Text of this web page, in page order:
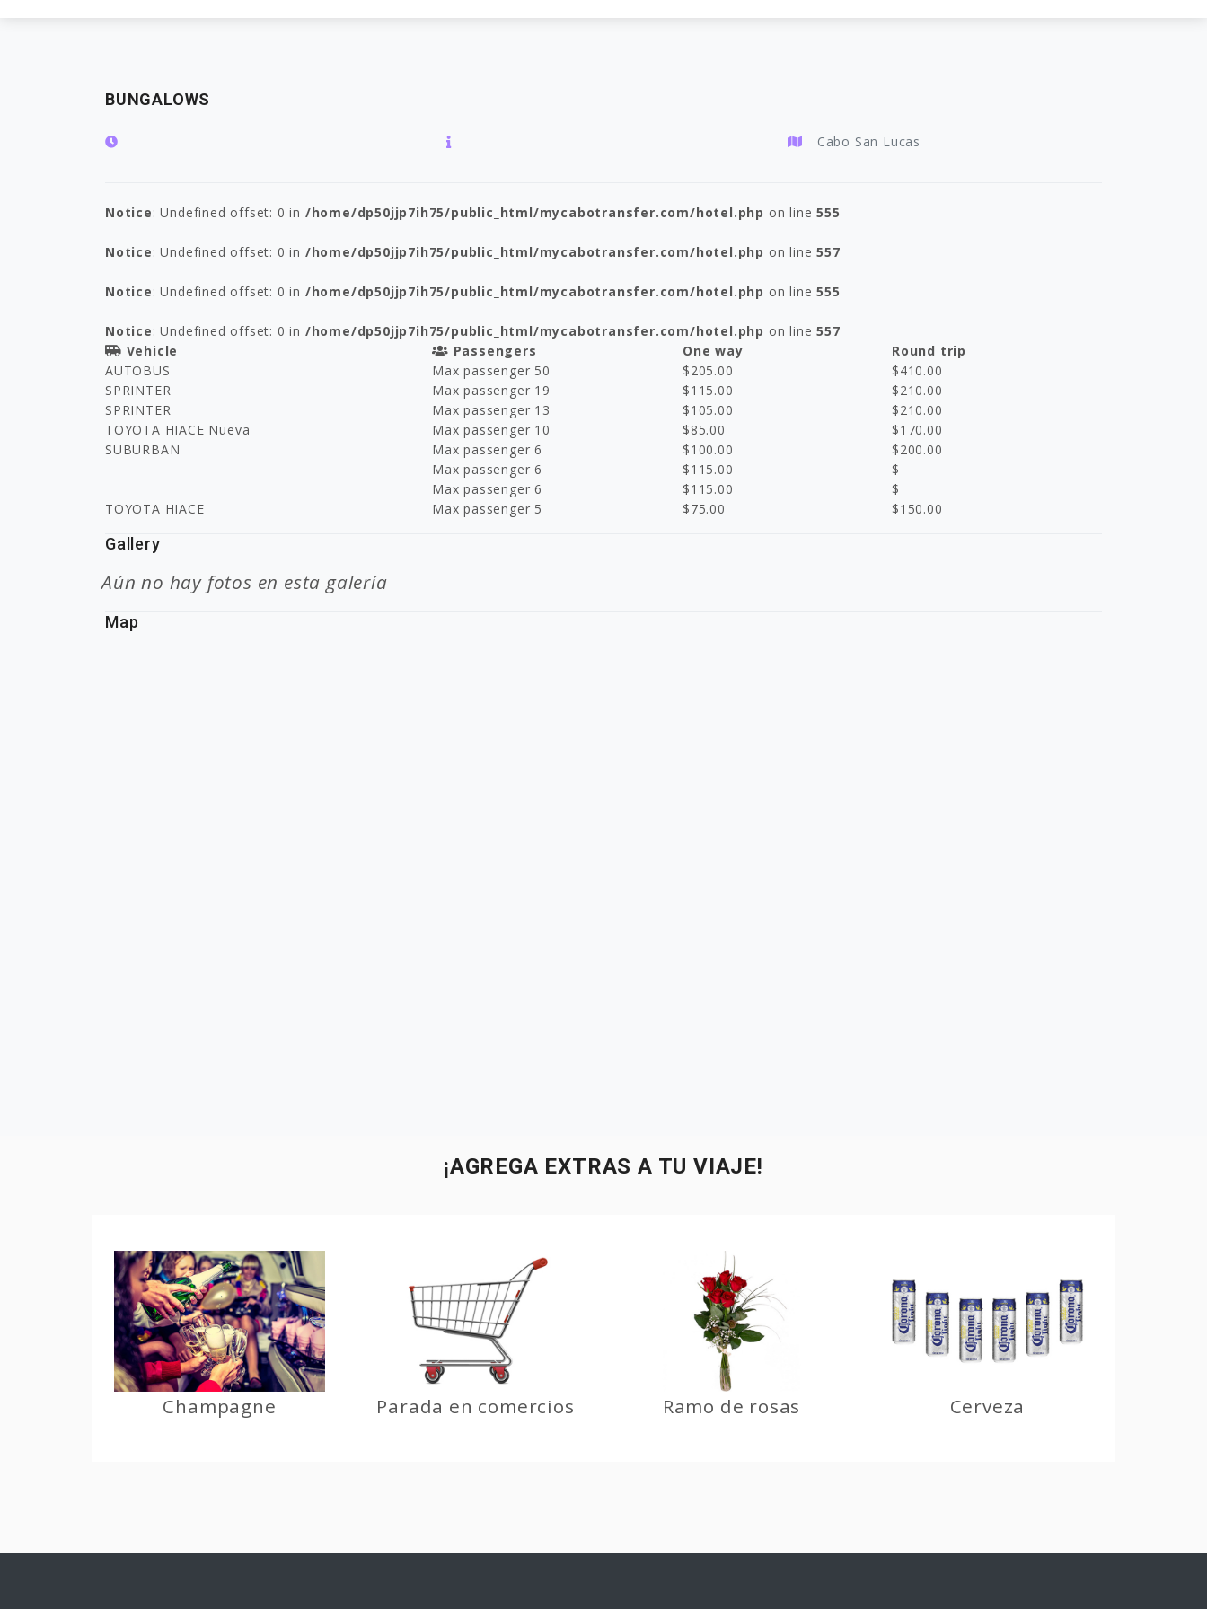
BUNGALOWS
Cabo San Lucas
Notice: Undefined offset: 0 in /home/dp50jjp7ih75/public_html/mycabotransfer.com/hotel.php on line555
Notice: Undefined offset: 0 in /home/dp50jjp7ih75/public_html/mycabotransfer.com/hotel.php on line557
Notice: Undefined offset: 0 in /home/dp50jjp7ih75/public_html/mycabotransfer.com/hotel.php on line555
Notice: Undefined offset: 0 in /home/dp50jjp7ih75/public_html/mycabotransfer.com/hotel.php on line557
Vehicle
Passengers One way
Round trip
AUTOBUS
Max passenger 50 $205.00 $410.00
SPRINTER
Max passenger 19 $115.00 $210.00
SPRINTER
Max passenger 13 $105.00 $210.00
TOYOTA HIACE Nueva
Max passenger 10 $85.00 $170.00
SUBURBAN
Max passenger 6 $100.00 $200.00
Max passenger 6
$115.00
$
Max passenger 6
$115.00
$
TOYOTA HIACE
Max passenger 5 $75.00 $150.00
Gallery
Aún no hay fotos en esta galería
Map
¡AGREGA EXTRAS A TU VIAJE!
Champagne Parada en comercios Ramo de rosas Cerveza